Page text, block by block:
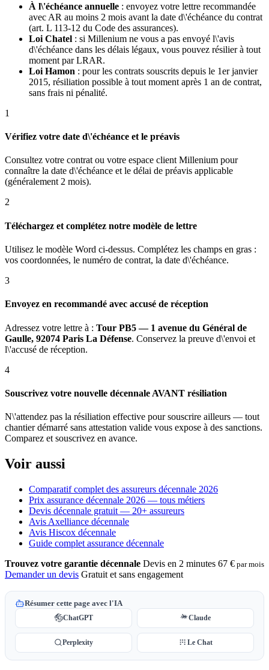
À l\'échéance annuelle : envoyez votre lettre recommandée
avec AR au moins 2 mois avant la date d\'échéance du contrat
(art. L 113-12 du Code des assurances).
Loi Chatel : si Millenium ne vous a pas envoyé l\'avis
d\'échéance dans les délais légaux, vous pouvez résilier à tout
moment par LRAR.
Loi Hamon : pour les contrats souscrits depuis le 1er janvier
2015, résiliation possible à tout moment après 1 an de contrat,
sans frais ni pénalité.
1
Vérifiez votre date d\'échéance et le préavis
Consultez votre contrat ou votre espace client Millenium pour
connaître la date d\'échéance et le délai de préavis applicable
(généralement 2 mois).
2
Téléchargez et complétez notre modèle de lettre
Utilisez le modèle Word ci-dessus. Complétez les champs en gras :
vos coordonnées, le numéro de contrat, la date d\'échéance.
3
Envoyez en recommandé avec accusé de réception
Adressez votre lettre à : Tour PB5 — 1 avenue du Général de
Gaulle, 92074 Paris La Défense. Conservez la preuve d\'envoi et
l\'accusé de réception.
4
Souscrivez votre nouvelle décennale AVANT résiliation
N\'attendez pas la résiliation effective pour souscrire ailleurs — tout
chantier démarré sans attestation valide vous expose à des sanctions.
Comparez et souscrivez en avance.
Voir aussi
Comparatif complet des assureurs décennale 2026
Prix assurance décennale 2026 — tous métiers
Devis décennale gratuit — 20+ assureurs
Avis Axelliance décennale
Avis Hiscox décennale
Guide complet assurance décennale
Trouvez votre garantie décennale Devis en 2 minutes 67 € par mois
Demander un devis Gratuit et sans engagement
Résumer cette page avec l'IA
ChatGPT Claude
Perplexity Le Chat